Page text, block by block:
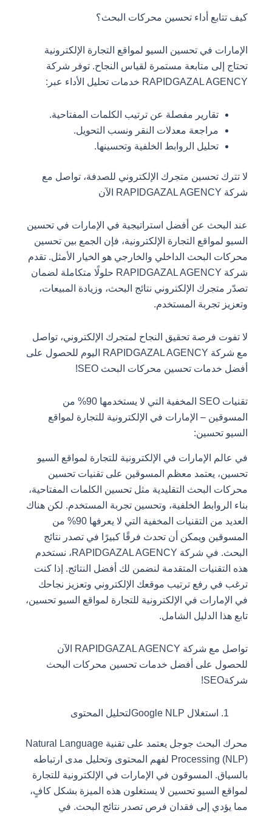
كيف تتابع أداء تحسين محركات البحث؟
الإمارات في تحسين السيو لمواقع التجارة الإلكترونية
تحتاج إلى متابعة مستمرة لقياس النجاح. توفر شركة
RAPIDGAZAL AGENCY خدمات تحليل الأداء عبر:
تقارير مفصلة عن ترتيب الكلمات المفتاحية.
مراجعة معدلات النقر ونسب التحويل.
تحليل الروابط الخلفية وتحسينها.
لا تترك تحسين متجرك الإلكتروني للصدفة، تواصل مع
شركة RAPIDGAZAL AGENCY الآن
عند البحث عن أفضل استراتيجية في الإمارات في تحسين
السيو لمواقع التجارة الإلكترونية، فإن الجمع بين تحسين
محركات البحث الداخلي والخارجي هو الخيار الأمثل. تقدم
شركة RAPIDGAZAL AGENCY حلولًا متكاملة لضمان
تصدّر متجرك الإلكتروني نتائج البحث، وزيادة المبيعات،
وتعزيز تجربة المستخدم.
لا تفوت فرصة تحقيق النجاح لمتجرك الإلكتروني، تواصل
مع شركة RAPIDGAZAL AGENCY اليوم للحصول على
أفضل خدمات تحسين محركات البحث SEO!
تقنيات SEO المخفية التي لا يستخدمها 90% من
المسوقين – الإمارات في الإلكترونية للتجارة لمواقع
السيو تحسين:
في عالم الإمارات في الإلكترونية للتجارة لمواقع السيو
تحسين، يعتمد معظم المسوقين على تقنيات تحسين
محركات البحث التقليدية مثل تحسين الكلمات المفتاحية،
بناء الروابط الخلفية، وتحسين تجربة المستخدم. لكن هناك
العديد من التقنيات المخفية التي لا يعرفها 90% من
المسوقين ويمكن أن تحدث فرقًا كبيرًا في تصدر نتائج
البحث. في شركة RAPIDGAZAL AGENCY، نستخدم
هذه التقنيات المتقدمة لنضمن لك أفضل النتائج. إذا كنت
ترغب في رفع ترتيب موقعك الإلكتروني وتعزيز نجاحك
في الإمارات في الإلكترونية للتجارة لمواقع السيو تحسين،
تابع هذا الدليل الشامل.
تواصل مع شركة RAPIDGAZAL AGENCY الآن
للحصول على أفضل خدمات تحسين محركات البحث
شركةSEO!
استغلال Google NLPلتحليل المحتوى
محرك البحث جوجل يعتمد على تقنية Natural Language
Processing (NLP) لفهم المحتوى وتحليل مدى ارتباطه
بالسياق. المسوقون في الإمارات في الإلكترونية للتجارة
لمواقع السيو تحسين لا يستغلون هذه الميزة بشكل كافٍ،
مما يؤدي إلى فقدان فرص تصدر نتائج البحث. في